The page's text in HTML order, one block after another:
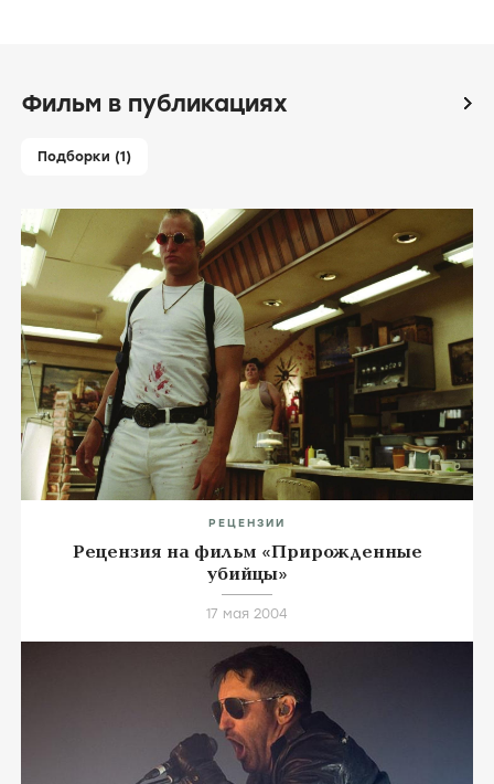
Фильм в публикациях icon
Подборки (1)
РЕЦЕНЗИИ
Рецензия на фильм «Прирожденные
убийцы»
17 мая 2004